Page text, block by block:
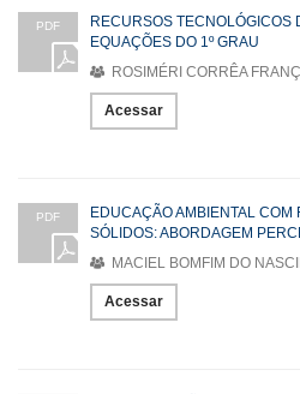
PDF
RECURSOS TECNOLÓGICOS
EQUAÇÕES DO 1º GRAU
ROSIMÉRI CORRÊA
Acessar
PDF
EDUCAÇÃO AMBIENTAL COM
SÓLIDOS: ABORDAGEM
MACIEL BOMFIM DO
Acessar